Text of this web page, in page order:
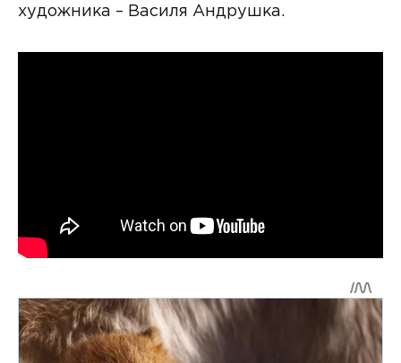
художника – Василя Андрушка.